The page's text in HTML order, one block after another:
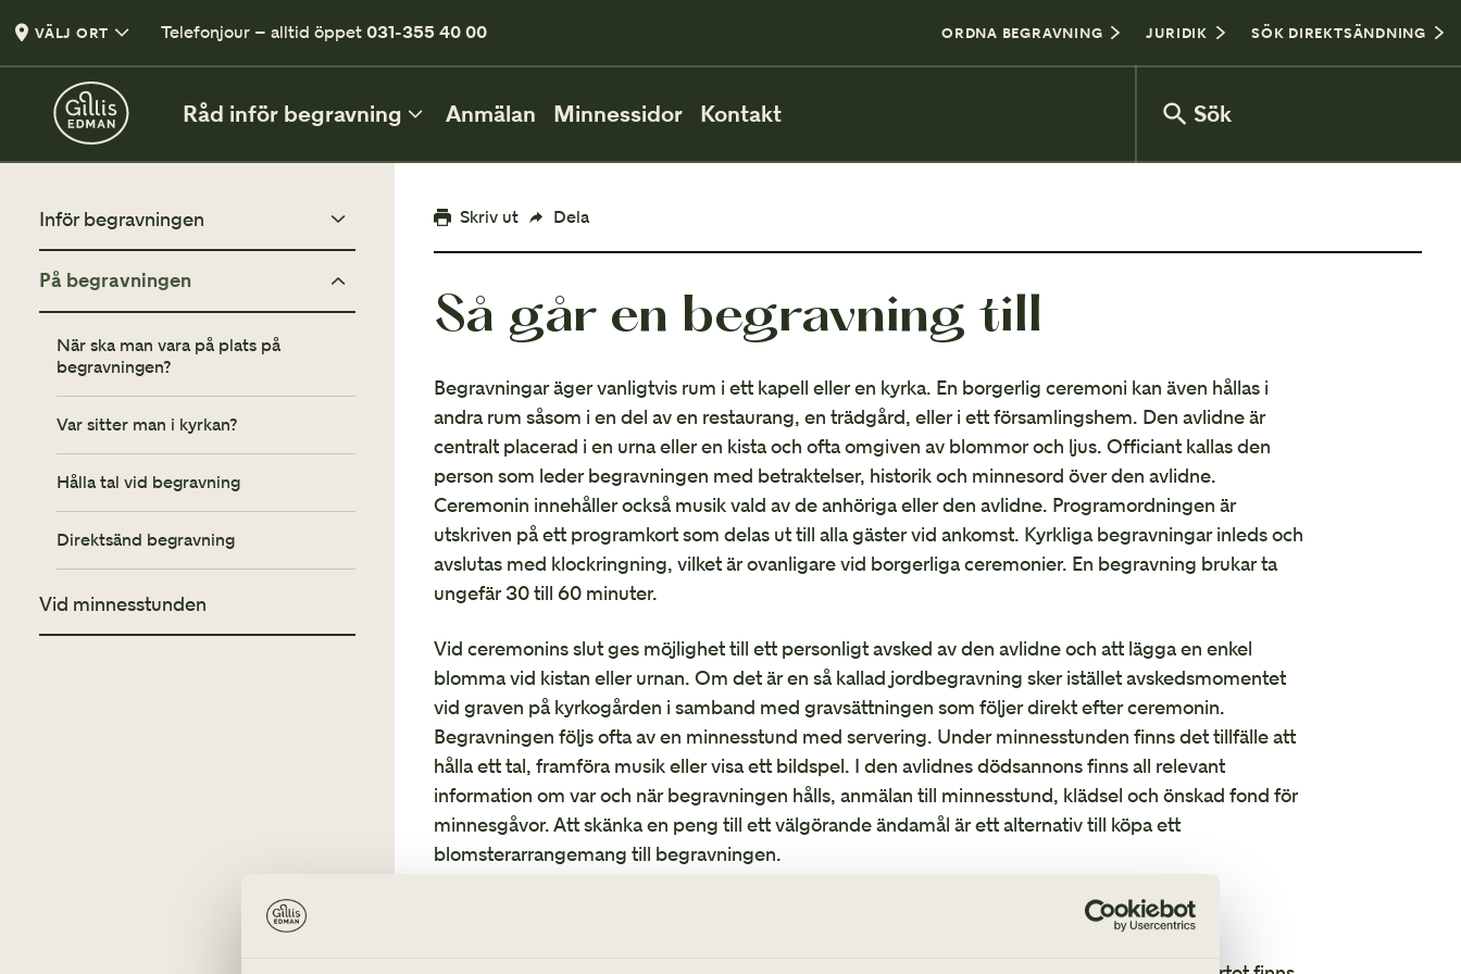
VÄLJ ORT Telefonjour – alltid öppet031-355 40 00 ORDNA BEGRAVNING JURIDIK SÖK DIREKTSÄNDNING
Råd inför begravning Anmälan Minnessidor Kontakt Sök
INFÖR BEGRAVNINGEN
Vad kan du säga och göra?
Klädsel på begravning
En liten guide
Tänd ett ljus
När ska man vara på plats?
Hålla tal vid begravning
VID MINNESSTUNDEN
Så går en minnesstund till
Inför begravningen
Vad kan du säga och göra?
Klädsel
Tänd ett ljus
Minnesgåvor
Blommor och handbukett
Kontakta anhöriga
Barn på begravning
På begravningen
När ska man vara på plats på
begravningen?
Var sitter man i kyrkan?
Hålla tal vid begravning
Direktsänd begravning
Vid minnesstunden
Skriv ut Dela
Så går en begravning till
Begravningar äger vanligtvis rum i ett kapell eller en kyrka. En borgerlig ceremoni kan även hållas i
andra rum såsom i en del av en restaurang, en trädgård, eller i ett församlingshem. Den avlidne är
centralt placerad i en urna eller en kista och ofta omgiven av blommor och ljus. Officiant kallas den
person som leder begravningen med betraktelser, historik och minnesord över den avlidne.
Ceremonin innehåller också musik vald av de anhöriga eller den avlidne. Programordningen är
utskriven på ett programkort som delas ut till alla gäster vid ankomst. Kyrkliga begravningar inleds och
avslutas med klockringning, vilket är ovanligare vid borgerliga ceremonier. En begravning brukar ta
ungefär 30 till 60 minuter.
Vid ceremonins slut ges möjlighet till ett personligt avsked av den avlidne och att lägga en enkel
blomma vid kistan eller urnan. Om det är en så kallad jordbegravning sker istället avskedsmomentet
vid graven på kyrkogården i samband med gravsättningen som följer direkt efter ceremonin.
Begravningen följs ofta av en minnesstund med servering. Under minnesstunden finns det tillfälle att
hålla ett tal, framföra musik eller visa ett bildspel. I den avlidnes dödsannons finns all relevant
information om var och när begravningen hålls, anmälan till minnesstund, klädsel och önskad fond för
minnesgåvor. Att skänka en peng till ett välgörande ändamål är ett alternativ till köpa ett
blomsterarrangemang till begravningen.